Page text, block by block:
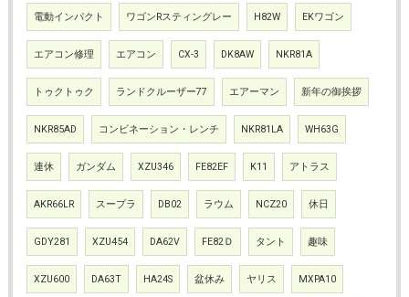
電動インパクト ワゴンRスティングレー H82W EKワゴン
エアコン修理 エアコン CX-3 DK8AW NKR81A
トゥクトゥク ランドクルーザー77 エアーマン 新年の御挨拶
NKR85AD コンビネーション・レンチ NKR81LA WH63G
連休 ガンダム XZU346 FE82EF K11 アトラス
AKR66LR スープラ DB02 ラウム NCZ20 休日
GDY281 XZU454 DA62V FE82Ｄ タント 趣味
XZU600 DA63T HA24S 盆休み ヤリス MXPA10